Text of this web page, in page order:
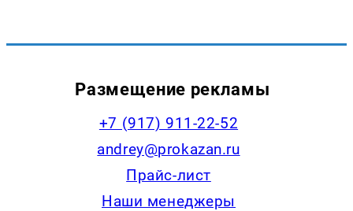
Размещение рекламы
+7 (917) 911-22-52
andrey@prokazan.ru
Прайс-лист
Наши менеджеры